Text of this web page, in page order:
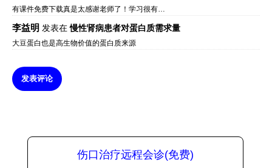
有课件免费下载真是太感谢老师了！学习很有…
李益明 发表在慢性肾病患者对蛋白质需求量
大豆蛋白也是高生物价值的蛋白质来源
发表评论
伤口治疗远程会诊(免费)